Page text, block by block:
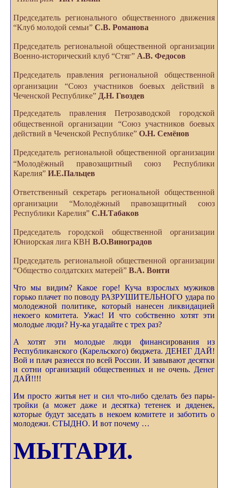
Председатель регионального общественного
движения
“Клуб молодой семьи” С.В. Романова
Председатель региональной общественной организации
Военно-исторический клуб “Стяг” А.В. Федосов
Председатель правления региональной
общественной
организации “Союз участников
боевых действий в
Чеченской Республике” Д.Н. Гвоздев
Председатель правления Петрозаводской городской
общественной организации “Союз участников боевых
действий в Чеченской Республике” О.Н. Семёнов
Председатель региональной общественной организации
“Молодёжный правозащитный
союз Республики
Карелия” И.Е.Пальцев
Ответственный секретарь региональной общественной
организации “Молодёжный
правозащитный союз
Республики Карелия” С.Н.Табаков
Председатель городской общественной
организации
Юниорская лига КВН В.О.Виноградов
Председатель региональной общественной организации
“Общество солдатских матерей” В.А. Вонти
Что мы видим? Какое горе! Куча взрослых мужиков
горько плачет по поводу РАЗРУШИТЕЛЬНОГО удара по
молодежной политике, который нанесен ликвидацией
некоего комитета. Ужас! И что собственно хотят эти
молодые люди? Ну-ка угадайте с трех раз?
А хотят эти молодые люди финансирования из
Республиканского (Карельского) бюджета. ДЕНЕГ ДАЙ!
Вой и плач разнесся по всей России. И завывают десятки
и сотни организаций общественных и не очень. Денег
ДАЙ!!!!
Им просто житья нет и сил что-либо сделать без пары-
тройки (а может даже и десятка) тетенек и дяденек,
которые будут заседать в некоем комитете и заботить о
молодежи. СТЫДНО. И вот почему …
МЫТАРИ.